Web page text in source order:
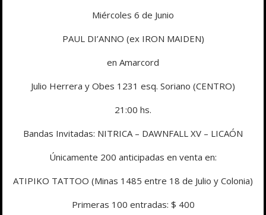
Miércoles 6 de Junio
PAUL DI’ANNO (ex IRON MAIDEN)
en Amarcord
Julio Herrera y Obes 1231 esq. Soriano (CENTRO)
21:00 hs.
Bandas Invitadas: NITRICA – DAWNFALL XV – LICAÓN
Únicamente 200 anticipadas en venta en:
ATIPIKO TATTOO (Minas 1485 entre 18 de Julio y Colonia)
Primeras 100 entradas: $ 400